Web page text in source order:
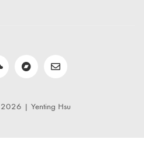
| Yenting Hsu